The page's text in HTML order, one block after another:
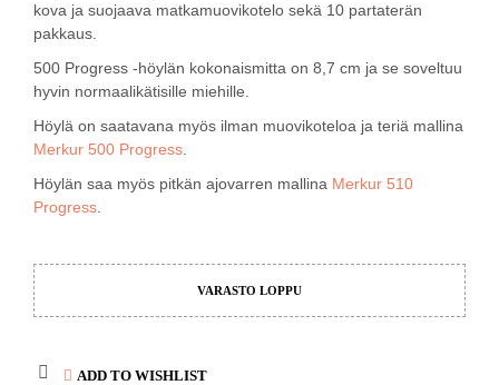
kova ja suojaava matkamuovikotelo sekä 10 partaterän
pakkaus.
500 Progress -höylän kokonaismitta on 8,7 cm ja se soveltuu
hyvin normaalikätisille miehille.
Höylä on saatavana myös ilman muovikoteloa ja teriä mallina
Merkur 500 Progress
Höylän saa myös pitkän ajovarren mallina Merkur 510
Progress
VARASTO LOPPU
ADD TO WISHLIST